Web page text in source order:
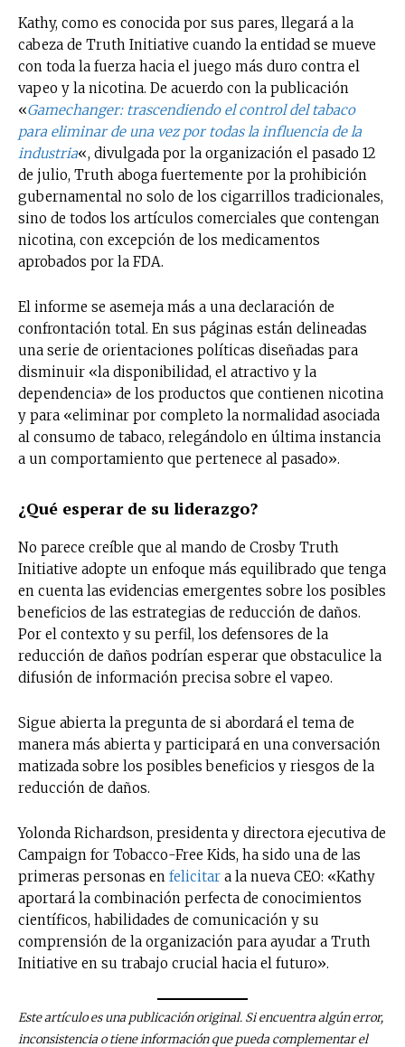
No te pierdas de las
últimas noticias
Suscríbete a nuestro boletín diario y
reducción de daños en tu correo
electrónico.
Subscribe to our daily clipping and
receive all the news of vaping and
tobacco harm reduction in your email.
SUBSCRIBIRSE
Kathy, como es conocida por sus pares, llegará a la
cabeza de Truth Initiative cuando la entidad se mueve
con toda la fuerza hacia el juego más duro contra el
vapeo y la nicotina. De acuerdo con la publicación
«Gamechanger: trascendiendo el control del tabaco
para eliminar de una vez por todas la influencia de la
industria«, divulgada por la organización el pasado 12
de julio, Truth aboga fuertemente por la prohibición
gubernamental no solo de los cigarrillos tradicionales,
sino de todos los artículos comerciales que contengan
nicotina, con excepción de los medicamentos
aprobados por la FDA.
El informe se asemeja más a una declaración de
confrontación total. En sus páginas están delineadas
una serie de orientaciones políticas diseñadas para
disminuir «la disponibilidad, el atractivo y la
dependencia» de los productos que contienen nicotina
y para «eliminar por completo la normalidad asociada
al consumo de tabaco, relegándolo en última instancia
a un comportamiento que pertenece al pasado».
¿Qué esperar de su liderazgo?
No parece creíble que al mando de Crosby Truth
Initiative adopte un enfoque más equilibrado que tenga
en cuenta las evidencias emergentes sobre los posibles
beneficios de las estrategias de reducción de daños.
Por el contexto y su perfil, los defensores de la
reducción de daños podrían esperar que obstaculice la
difusión de información precisa sobre el vapeo.
Sigue abierta la pregunta de si abordará el tema de
manera más abierta y participará en una conversación
matizada sobre los posibles beneficios y riesgos de la
reducción de daños.
Yolonda Richardson, presidenta y directora ejecutiva de
Campaign for Tobacco-Free Kids, ha sido una de las
primeras personas en felicitar a la nueva CEO: «Kathy
aportará la combinación perfecta de conocimientos
científicos, habilidades de comunicación y su
comprensión de la organización para ayudar a Truth
Initiative en su trabajo crucial hacia el futuro».
Este artículo es una publicación original. Si encuentra algún error,
inconsistencia o tiene información que pueda complementar el